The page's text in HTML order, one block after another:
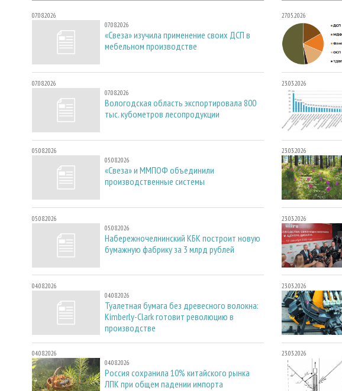
07.08.2026
07.08.2026
«Свеза» изучила применение своих ДСП в
мебельном производстве
07.08.2026
07.08.2026
Вологодская область экспортировала 800
тыс. кубометров лесопродукции
05.08.2026
05.08.2026
«Свеза» и ММПОФ объединили
производственные системы
05.08.2026
05.08.2026
Набережночелнинский КБК построит новую
бумажную фабрику за 3 млрд рублей
04.08.2026
04.08.2026
Туалетная бумага без древесного волокна:
Kimberly-Clark готовит революцию в
производстве
04.08.2026
04.08.2026
Россия сохранила 10% китайского рынка
ЛПК при общем падении импорта
27.05.2026
23.03.2026
23.03.2026
23.03.2026
23.03.2026
23.03.2026